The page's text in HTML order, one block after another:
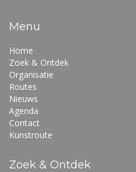
Menu
Home
Zoek & Ontdek
Organisatie
Routes
Nieuws
Agenda
Contact
Kunstroute
Zoek & Ontdek